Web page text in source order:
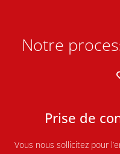
Notre
Prise de
Vous nous sollicitez pour